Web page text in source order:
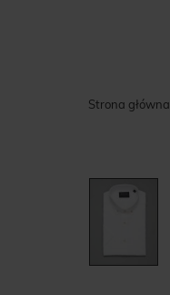
Strona główna